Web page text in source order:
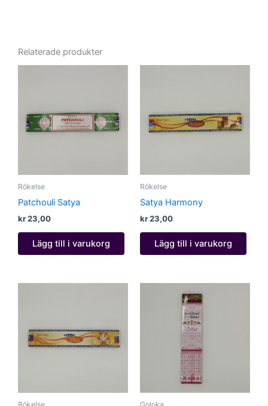
Relaterade produkter
Rökelse
Patchouli Satya
kr23,00
Lägg till i varukorg
Rökelse
Satya Harmony
kr23,00
Lägg till i varukorg